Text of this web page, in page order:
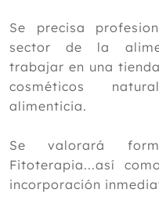
Se precisa
sector de la
trabajar en una
cosméticos
alimenticia.
Se valorará
Fitoterapia...así
incorporación